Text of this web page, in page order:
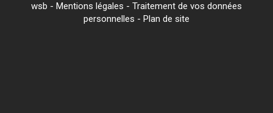
wsb - Mentions légales - Traitement de vos données
personnelles - Plan de site